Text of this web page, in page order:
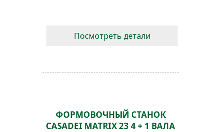
Посмотреть детали
ФОРМОВОЧНЫЙ СТАНОК
CASADEI MATRIX 23 4 + 1 ВАЛА